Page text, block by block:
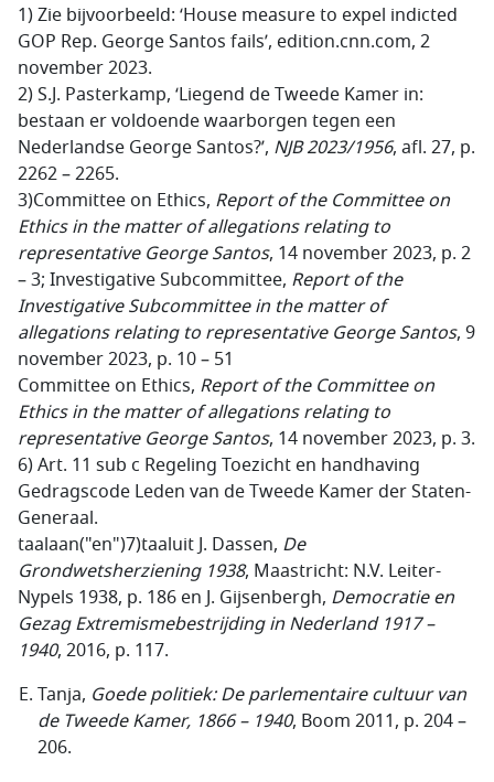
1) Zie bijvoorbeeld: ‘House measure to expel indicted
GOP Rep. George Santos fails’, edition.cnn.com, 2
november 2023.
2) S.J. Pasterkamp, ‘Liegend de Tweede Kamer in:
bestaan er voldoende waarborgen tegen een
Nederlandse George Santos?’, NJB 2023/1956, afl. 27, p.
2262 – 2265.
3)Committee on Ethics, Report of the Committee on
Ethics in the matter of allegations relating to
representative George Santos, 14 november 2023, p. 2
– 3; Investigative Subcommittee, Report of the
Investigative Subcommittee in the matter of
allegations relating to representative George Santos, 9
november 2023, p. 10 – 51
Committee on Ethics, Report of the Committee on
Ethics in the matter of allegations relating to
representative George Santos, 14 november 2023, p. 3.
6) Art. 11 sub c Regeling Toezicht en handhaving
Gedragscode Leden van de Tweede Kamer der Staten-
Generaal.
taalaan("en")7)taaluit J. Dassen, De
Grondwetsherziening 1938, Maastricht: N.V. Leiter-
Nypels 1938, p. 186 en J. Gijsenbergh, Democratie en
Gezag Extremismebestrijding in Nederland 1917 –
1940, 2016, p. 117.
Tanja, Goede politiek: De parlementaire cultuur van
de Tweede Kamer, 1866 – 1940, Boom 2011, p. 204 –
206.